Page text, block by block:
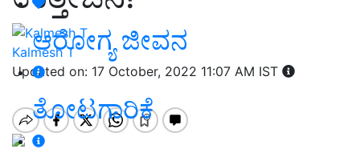
ಆರೋಗ್ಯ ಜೀವನ
ತೋಟಗಾರಿಕೆ
Kalmesh T
Updated on: 17 October, 2022 11:07 AM IST